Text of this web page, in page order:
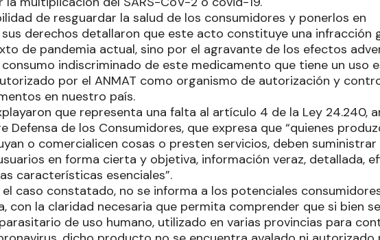
de resguardar la salud de los consumidores y ponerlos en
derechos detallaron que este acto constituye una infracción
de pandemia actual, sino por el agravante de los efectos
indiscriminado de este medicamento que tiene un uso
por el ANMAT como organismo de autorización y
en nuestro país.
que representa una falta al artículo 4 de la Ley 24.240,
Defensa de los Consumidores, que expresa que “quienes
o comercialicen cosas o presten servicios, deben suministrar
en forma cierta y objetiva, información veraz, detallada,
características esenciales”.
el caso constatado, no se informa a los potenciales
con la claridad necesaria que permita comprender que si bien
de uso humano, utilizado en varias provincias para